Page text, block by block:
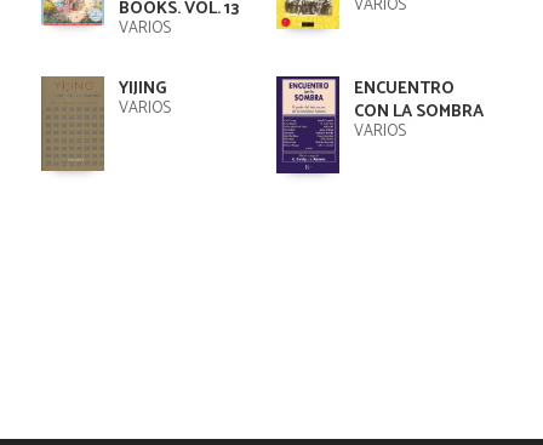
BOOKS. VOL. 13
VARIOS
VARIOS
YIJING
VARIOS
ENCUENTRO
CON LA SOMBRA
VARIOS